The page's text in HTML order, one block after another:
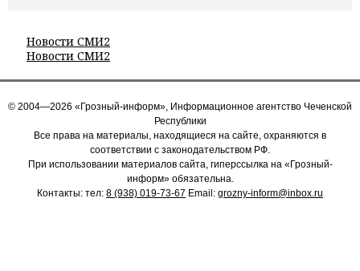
Новости СМИ2
Новости СМИ2
© 2004—2026 «Грозный-информ», Информационное агентство Чеченской
Республики
Все права на материалы, находящиеся на сайте, охраняются в
соответствии с законодательством РФ.
При использовании материалов сайта, гиперссылка на «Грозный-
информ» обязательна.
Контакты: тел: 8 (938) 019-73-67 Email: grozny-inform@inbox.ru